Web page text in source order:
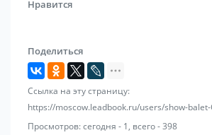
16. Амазонки ( с интерактивом)
18. Цыганский (с интерактивом и без)
19. Индия
20. Китай с зонтиками
21. Полис ( с интерактивом)
22. Военный ( с интерактивом)
23.Горничные ( с интерактивом)
Нравится
Поделиться
Ссылка на эту страницу:
https://moscow.leadbook.ru/users/show-balet-
Просмотров: сегодня - 1, всего - 398